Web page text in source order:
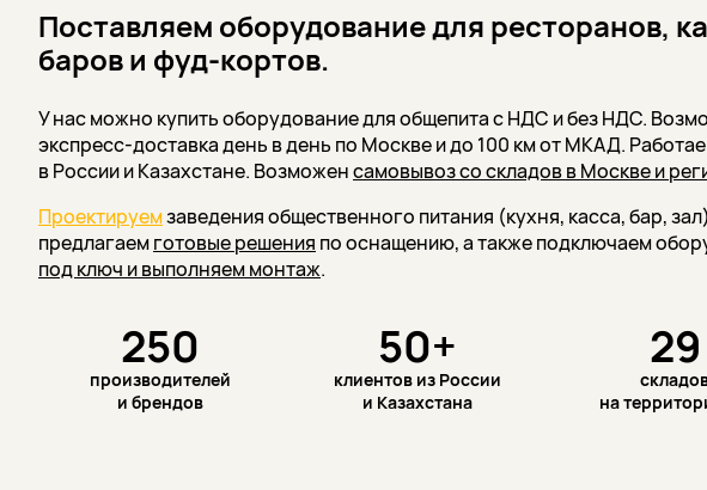
Поставляем оборудование для ресторанов,
баров и фуд-кортов.
У нас можно купить оборудование для общепита с НДС и без НДС.
экспресс-доставка день в день по Москве и до 100 км от МКАД.
в России и Казахстане. Возможенсамовывоз со складов в Москве и
Проектируемзаведения общественного питания (кухня, касса, бар,
предлагаемготовые решения по оснащению, а также подключаем
под ключ и выполняем монтаж.
250
производителей
и брендов
50+
клиентов из России
и Казахстана
29
на